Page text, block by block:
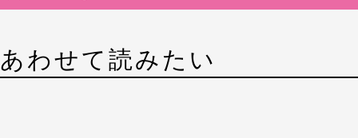
あわせて読みたい